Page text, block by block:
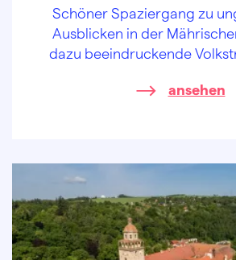
Schöner Spaziergang zu
Ausblicken in der
dazu beeindruckende
Zögern Sie noch?
ansehen